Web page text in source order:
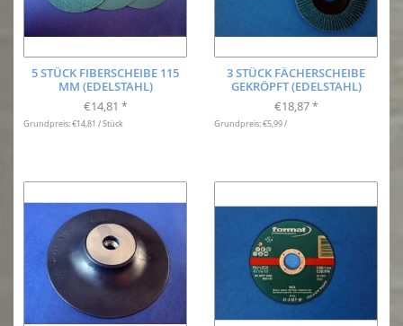
5 STÜCK FIBERSCHEIBE 115
MM (EDELSTAHL)
€14,81 *
Grundpreis: €14,81 / Stück
3 STÜCK FÄCHERSCHEIBE
GEKRÖPFT (EDELSTAHL)
€18,87 *
Grundpreis: €5,99 /